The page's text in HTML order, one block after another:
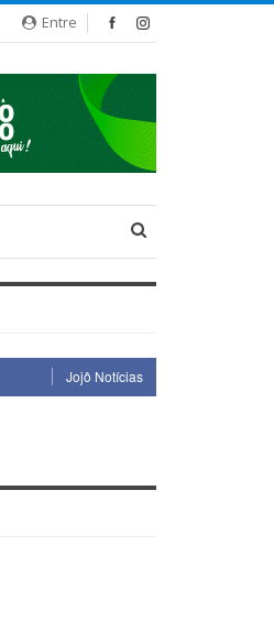
Entre
Jojô Notícias